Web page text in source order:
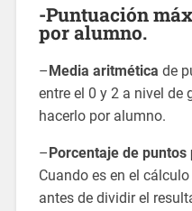
-Puntuación
por alumno.
–Media aritmética de
entre el 0 y 2 a nivel de
hacerlo por alumno.
–Porcentaje de
Cuando es en el
antes de dividir el